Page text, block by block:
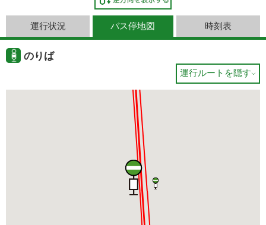
運行状況 バス停地図 時刻表
のりば
運行ルートを隠す